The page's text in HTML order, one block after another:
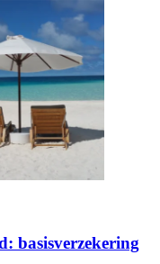
basisverzekering